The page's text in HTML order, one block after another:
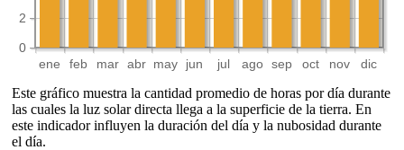
ene feb mar abr may jun jul ago sep oct nov dic
0
2
Este gráfico muestra la cantidad promedio de horas por día durante
las cuales la luz solar directa llega a la superficie de la tierra. En
este indicador influyen la duración del día y la nubosidad durante
el día.